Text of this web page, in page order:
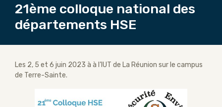
21ème colloque national des
départements HSE
Les 2, 5 et 6 juin 2023 à à l’IUT de La Réunion sur le campus
de Terre-Sainte.